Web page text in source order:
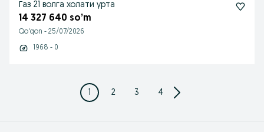
Газ 21 волга холати урта
14 327 640 so’m
Qo'qon - 25/07/2026
1968 - 0
1 2 3 4